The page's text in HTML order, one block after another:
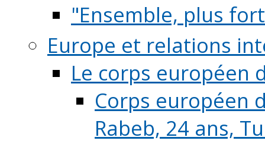
"Ensemble, plus
Europe et relations
Le corps européen
Corps européen
Rabeb, 24 ans,